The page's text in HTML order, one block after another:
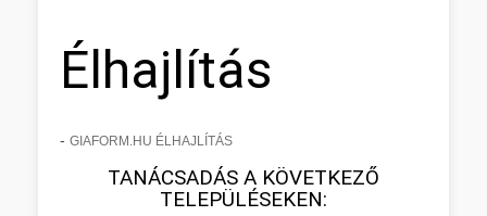
Élhajlítás
- GIAFORM.HU ÉLHAJLÍTÁS
TANÁCSADÁS A KÖVETKEZŐ
TELEPÜLÉSEKEN: